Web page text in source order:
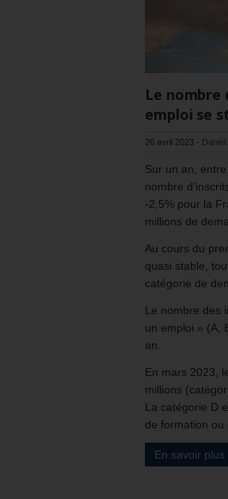
Le nombre
emploi se
26 avril 2023 -
Sur un an,
nombre
-2,5% pour la
millions de
Au cours du
quasi stable,
catégorie de
Le nombre des
un emploi » (A,
an.
En mars 2023,
millions
La catégorie D
de formation ou
En savoir plus